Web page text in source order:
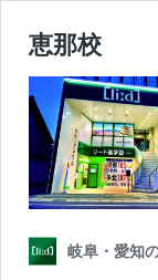
恵那校
岐阜・愛知